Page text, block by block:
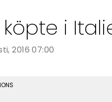
i
2016 07:00